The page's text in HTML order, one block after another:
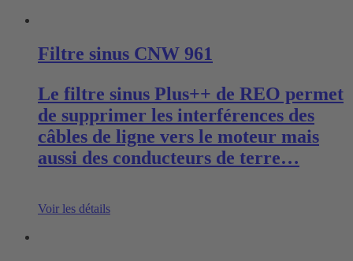
Filtre sinus CNW 961
Le filtre sinus Plus++ de REO permet
de supprimer les interférences des
câbles de ligne vers le moteur mais
aussi des conducteurs de terre…
Voir les détails